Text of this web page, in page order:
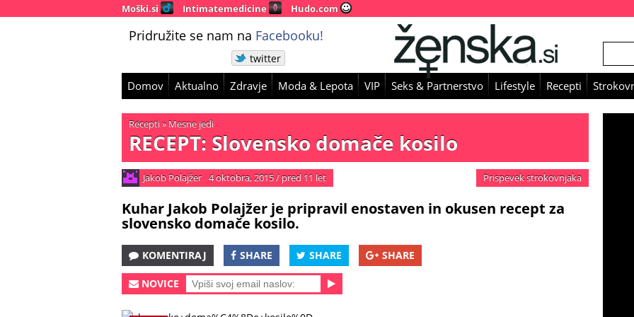
Moški.si Intimatemedicine Hudo.com
Pridružite se nam na Facebooku!
twitter
Domov Aktualno Zdravje Moda & Lepota VIP Seks & Partnerstvo Lifestyle Recepti
Recepti» Mesne jedi
RECEPT: Slovensko domače kosilo
Jakob Polajžer 4 oktobra, 2015/ pred 11 let Prispevek strokovnjaka
Kuhar Jakob Polajžer je pripravil enostaven in okusen recept za
slovensko domače kosilo.
KOMENTIRAJ SHARE SHARE SHARE
NOVICE